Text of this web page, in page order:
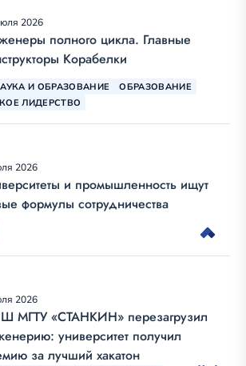
2026
полного цикла. Главные
Корабелки
И ОБРАЗОВАНИЕ
ОБРАЗОВАНИЕ
ЛИДЕРСТВО
2026
и промышленность ищут
формулы сотрудничества
2026
МГТУ «СТАНКИН» перезагрузил
университет получил
за лучший хакатон